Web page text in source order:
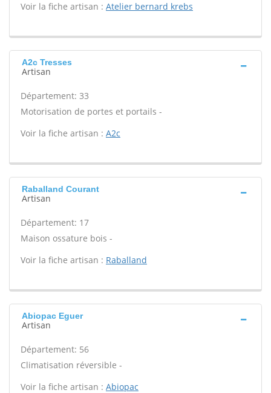
Voir la fiche artisan : Atelier bernard krebs
A2c Tresses
Artisan
Département: 33
Motorisation de portes et portails -
Voir la fiche artisan : A2c
Raballand Courant
Artisan
Département: 17
Maison ossature bois -
Voir la fiche artisan : Raballand
Abiopac Eguer
Artisan
Département: 56
Climatisation réversible -
Voir la fiche artisan : Abiopac